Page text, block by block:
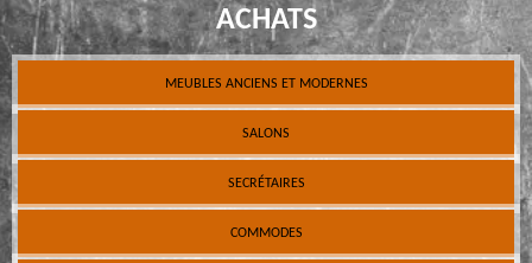
ACHATS
MEUBLES ANCIENS ET MODERNES
SALONS
SECRÉTAIRES
COMMODES